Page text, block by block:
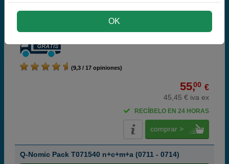
Q-Nomic T0714 Cartucho de tinta amarillo
(9,3 / 17 opiniones)
55,00 €
45,45 € iva ex
RECÍBELO EN 24 HORAS
comprar >
Q-Nomic Pack T071540 n+c+m+a (0711 - 0714)
OK